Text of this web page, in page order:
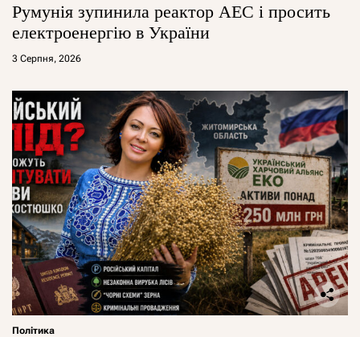
Румунія зупинила реактор АЕС і просить
електроенергію в України
3 Серпня, 2026
Політика